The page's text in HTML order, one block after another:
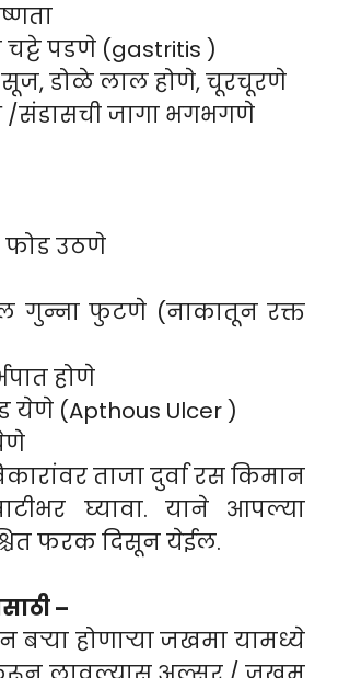
चट्टे पडणे (gastritis )
सूज, डोळे लाल होणे, चूरचूरणे
/संडासची जागा भगभगणे
फोड उठणे
गुन्ना फुटणे (नाकातून रक्त
होणे
येणे (Apthous Ulcer )
ताजा दुर्वा रस किमान
घ्यावा. याने आपल्या
फरक दिसून येईल.
–
बऱ्या होणाऱ्या जखमा यामध्ये